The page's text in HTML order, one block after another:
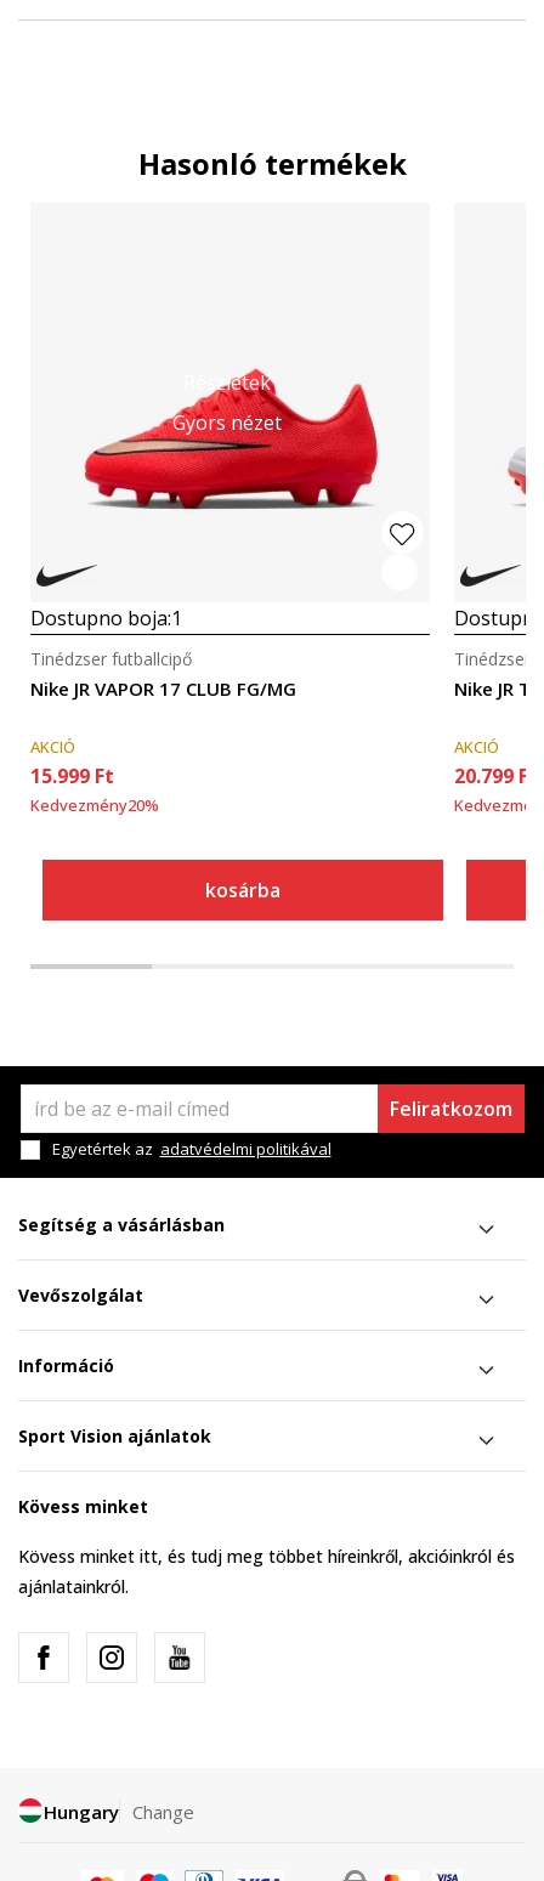
Hasonló termékek
Részletek
Gyors nézet
Dostupno boja:1
Nike JR VAPOR 17 CLUB FG/MG
Tinédzser futballcipő
AKCIÓ
15.999 Ft
Kedvezmény20%
kosárba
Nike JR
Tinédzser
AKCIÓ
20.799 Ft
Feliratkozom
Egyetértek az adatvédelmi politikával
Segítség a vásárlásban
Vevőszolgálat
Információ
Sport Vision ajánlatok
Kövess minket
Kövess minket itt, és tudj meg többet híreinkről, akcióinkról és
ajánlatainkról.
Hungary Change